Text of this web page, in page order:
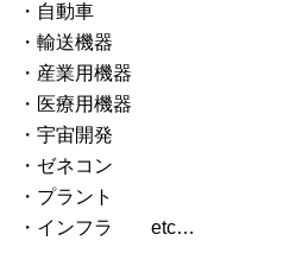
・自動車
・輸送機器
・産業用機器
・医療用機器
・宇宙開発
・ゼネコン
・プラント
・インフラ etc…